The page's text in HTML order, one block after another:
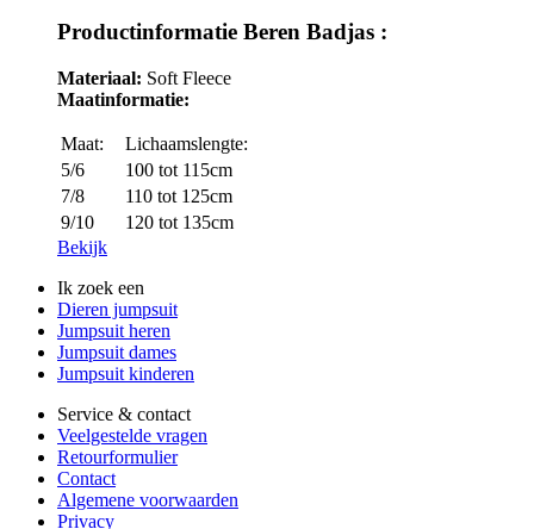
Productinformatie Beren Badjas :
Materiaal: Soft Fleece
Maatinformatie:
Maat:
Lichaamslengte:
5/6
100 tot 115cm
7/8
110 tot 125cm
9/10
120 tot 135cm
Bekijk
Ik zoek een
Dieren jumpsuit
Jumpsuit heren
Jumpsuit dames
Jumpsuit kinderen
Service & contact
Veelgestelde vragen
Retourformulier
Contact
Algemene voorwaarden
Privacy